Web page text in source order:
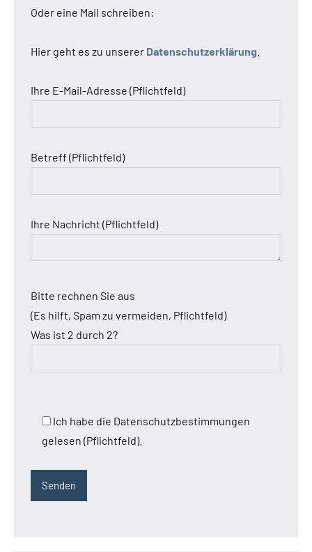
Oder eine Mail schreiben:
Hier geht es zu unserer Datenschutzerklärung
Ihre E-Mail-Adresse (Pflichtfeld)
Betreff (Pflichtfeld)
Ihre Nachricht (Pflichtfeld)
Bitte rechnen Sie aus
(Es hilft, Spam zu vermeiden, Pflichtfeld)
Was ist 2 durch 2?
Ich habe die Datenschutzbestimmungen
gelesen (Pflichtfeld).